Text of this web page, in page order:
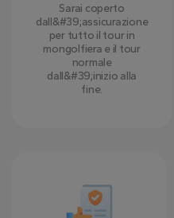
Sarai coperto
dall&#39;assicurazione
per tutto il tour in
mongolfiera e il tour
normale
dall&#39;inizio alla
fine.